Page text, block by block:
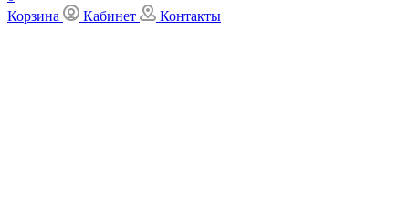
Корзина
Кабинет Контакты